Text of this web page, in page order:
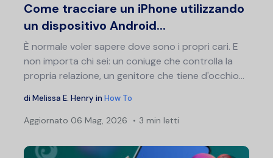
Come tracciare un iPhone utilizzando
un dispositivo Android...
È normale voler sapere dove sono i propri cari. E
non importa chi sei: un coniuge che controlla la
propria relazione, un genitore che tiene d'occhio...
di Melissa E. Henry in How To
Aggiornato 06 Mag, 2026 3 min letti